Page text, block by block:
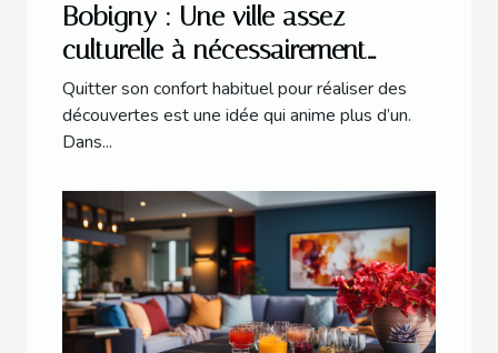
Bobigny : Une ville assez
culturelle à nécessairement
explorer
Quitter son confort habituel pour réaliser des
découvertes est une idée qui anime plus d’un.
Dans...